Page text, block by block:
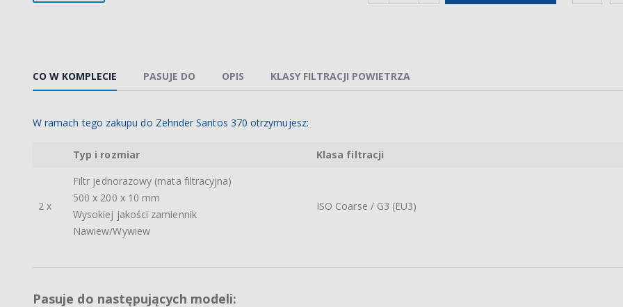
CO W KOMPLECIE PASUJE DO OPIS KLASY FILTRACJI POWIETRZA
W ramach tego zakupu do Zehnder Santos 370 otrzymujesz:
Typ i rozmiar Klasa filtracji
2 x
Filtr jednorazowy (mata filtracyjna)
500 x 200 x 10 mm
Wysokiej jakości zamiennik
Nawiew/Wywiew
ISO Coarse / G3 (EU3)
Pasuje do następujących modeli: